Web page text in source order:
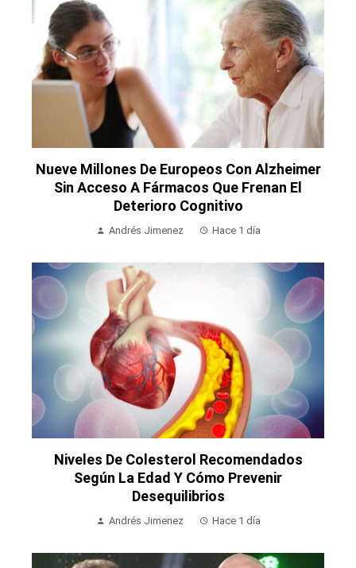
Nueve Millones De Europeos Con Alzheimer
Sin Acceso A Fármacos Que Frenan El
Deterioro Cognitivo
Andrés Jimenez Hace 1 día
Niveles De Colesterol Recomendados
Según La Edad Y Cómo Prevenir
Desequilibrios
Andrés Jimenez Hace 1 día